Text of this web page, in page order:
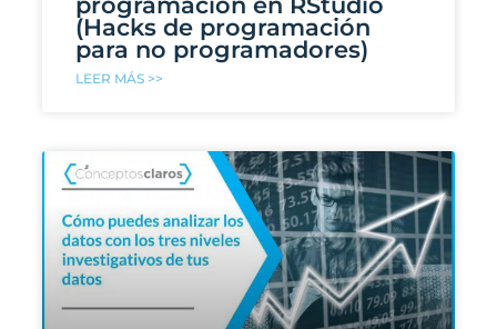
(Hacks de programación
para no programadores)
LEER MÁS >>